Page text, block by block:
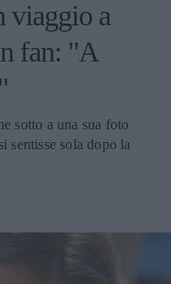
viaggio a
fan: "A
sotto a una sua foto
sentisse sola dopo la